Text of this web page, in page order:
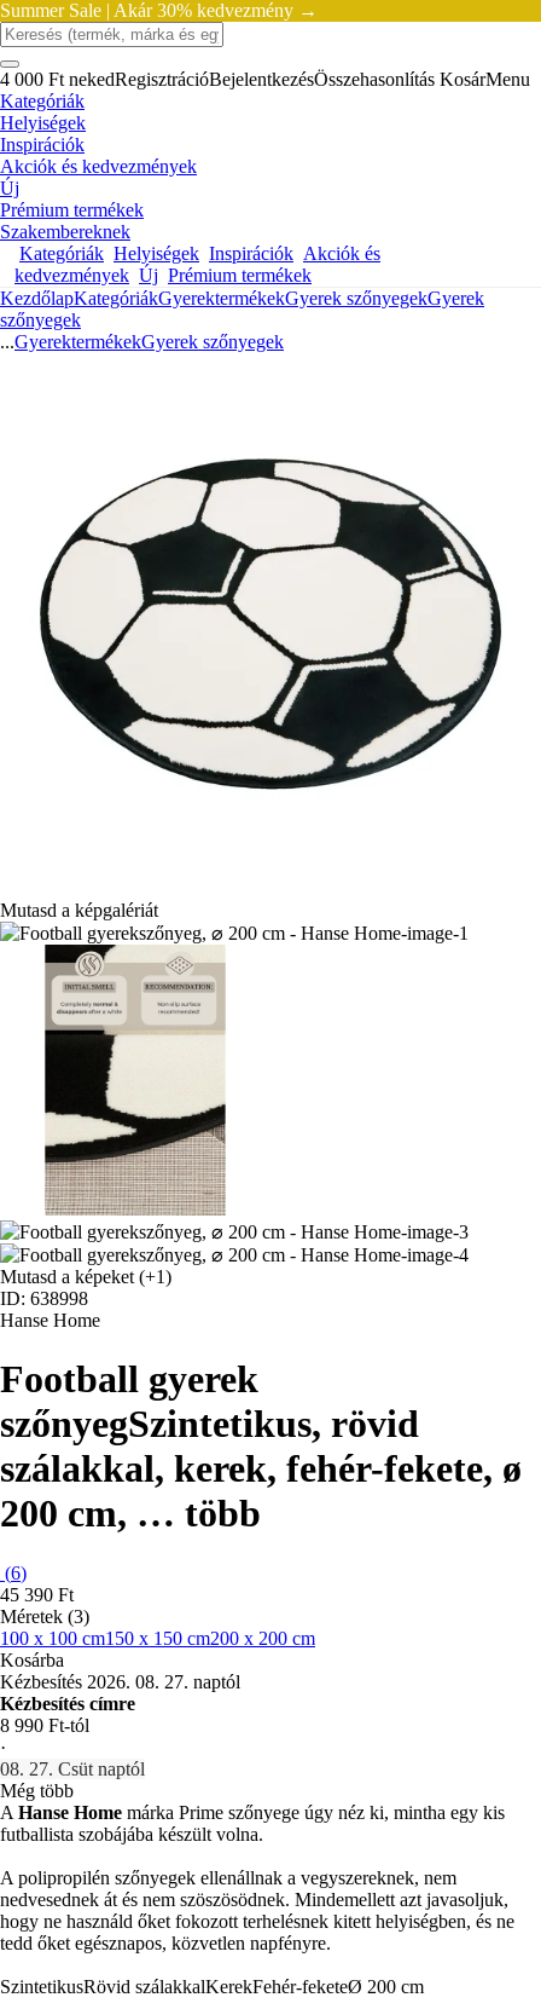
Summer Sale | Akár 30% kedvezmény →
4 000 Ft nekedRegisztrációBejelentkezésÖsszehasonlítás KosárMenu
Kategóriák
Helyiségek
Inspirációk
Akciók és kedvezmények
Új
Prémium termékek
Szakembereknek
Kategóriák Helyiségek Inspirációk Akciók és
kedvezmények Új Prémium termékek
KezdőlapKategóriákGyerektermékekGyerek szőnyegekGyerek
szőnyegek
...GyerektermékekGyerek szőnyegek
Mutasd a képgalériát
Mutasd a képeket (+1)
ID: 638998
Hanse Home
Football gyerek
szőnyegSzintetikus, rövid
szálakkal, kerek, fehér-fekete, ø
200 cm, … több
(6)
45 390 Ft
Méretek (3)
100 x 100 cm150 x 150 cm200 x 200 cm
Kosárba
Kézbesítés 2026. 08. 27. naptól
Kézbesítés címre
8 990 Ft-tól
·
08. 27. Csüt naptól
Még több
A Hanse Home márka Prime szőnyege úgy néz ki, mintha egy kis
futballista szobájába készült volna.
A polipropilén szőnyegek ellenállnak a vegyszereknek, nem
nedvesednek át és nem szöszösödnek. Mindemellett azt javasoljuk,
hogy ne használd őket fokozott terhelésnek kitett helyiségben, és ne
tedd őket egésznapos, közvetlen napfényre.
SzintetikusRövid szálakkalKerekFehér-feketeØ 200 cm